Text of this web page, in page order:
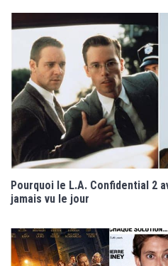
Pourquoi le L.A. Confidential 2
jamais vu le jour